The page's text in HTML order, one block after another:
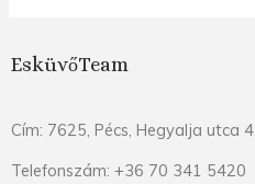
EsküvőTeam
Cím: 7625, Pécs, Hegyalja utca 4.
Telefonszám: +36 70 341 5420